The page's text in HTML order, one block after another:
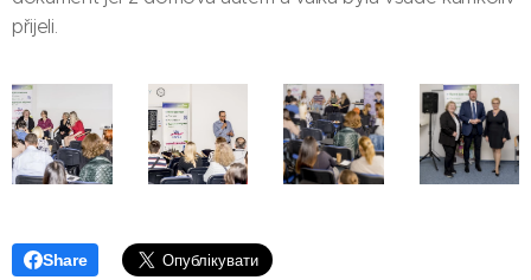
přijeli.
Share